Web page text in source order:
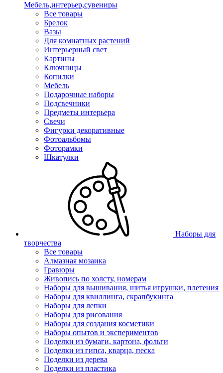
Мебель,интерьер,сувениры
Все товары
Брелок
Вазы
Для комнатных растений
Интерьерный свет
Картины
Ключницы
Копилки
Мебель
Подарочные наборы
Подсвечники
Предметы интерьера
Свечи
Фигурки декоративные
Фотоальбомы
Фоторамки
Шкатулки
Наборы для
творчества
Все товары
Алмазная мозаика
Гравюры
Живопись по холсту, номерам
Наборы для вышивания, шитья игрушки, плетения
Наборы для квиллинга, скрапбукинга
Наборы для лепки
Наборы для рисования
Наборы для создания косметики
Наборы опытов и экспериментов
Поделки из бумаги, картона, фольги
Поделки из гипса, кварца, песка
Поделки из дерева
Поделки из пластика